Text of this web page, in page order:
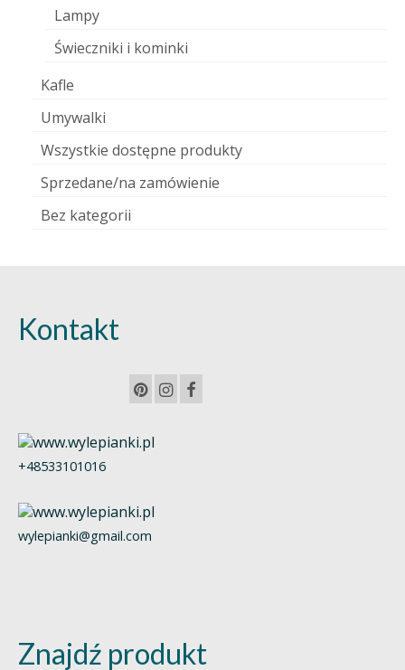
Lampy
Świeczniki i kominki
Kafle
Umywalki
Wszystkie dostępne produkty
Sprzedane/na zamówienie
Bez kategorii
Kontakt
+48533101016
wylepianki@gmail.com
Znajdź produkt